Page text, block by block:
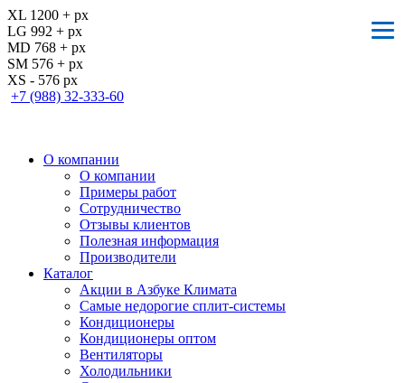
XL 1200 + px
LG 992 + px
MD 768 + px
SM 576 + px
XS - 576 px
+7 (988) 32-333-60
О компании
О компании
Примеры работ
Сотрудничество
Отзывы клиентов
Полезная информация
Производители
Каталог
Акции в Азбуке Климата
Самые недорогие сплит-системы
Кондиционеры
Кондиционеры оптом
Вентиляторы
Холодильники